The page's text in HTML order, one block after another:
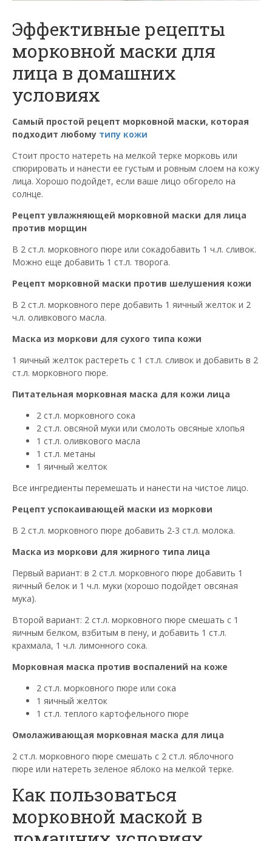
Эффективные рецепты
морковной маски для
лица в домашних
условиях
Самый простой рецепт морковной маски, которая
подходит любому типу кожи
Стоит просто натереть на мелкой терке морковь или
спюрировать и нанести ее густым и ровным слоем на кожу
лица. Хорошо подойдет, если ваше лицо обгорело на
солнце.
Рецепт увлажняющей морковной маски для лица
против морщин
В 2 ст.л. морковного пюре или сокадобавить 1 ч.л. сливок.
Можно еще добавить 1 ст.л. творога.
Рецепт морковной маски против шелушения кожи
В 2 ст.л. морковного пере добавить 1 яичный желток и 2
ч.л. оливкового масла.
Маска из моркови для сухого типа кожи
1 яичный желток растереть с 1 ст.л. сливок и добавить в 2
ст.л. морковного пюре.
Питательная морковная маска для кожи лица
2 ст.л. морковного сока
2 ст.л. овсяной муки или смолоть овсяные хлопья
1 ст.л. оливкового масла
1 ст.л. метаны
1 яичный желток
Все ингредиенты перемешать и нанести на чистое лицо.
Рецепт успокаивающей маски из моркови
В 2 ст.л. морковного пюре добавить 2-3 ст.л. молока.
Маска из моркови для жирного типа лица
Первый вариант: в 2 ст.л. морковного пюре добавить 1
яичный белок и 1 ч.л. муки (хорошо подойдет овсяная
мука).
Второй вариант: 2 ст.л. морковного пюре смешать с 1
яичным белком, взбитым в пену, и добавить 1 ст.л.
крахмала, 1 ч.л. лимонного сока.
Морковная маска против воспалений на коже
2 ст.л. морковного пюре или сока
1 яичный желток
1 ст.л. теплого картофельного пюре
Омолаживающая морковная маска для лица
2 ст.л. морковного пюре смешать с 2 ст.л. яблочного
пюре или натереть зеленое яблоко на мелкой терке.
Как пользоваться
морковной маской в